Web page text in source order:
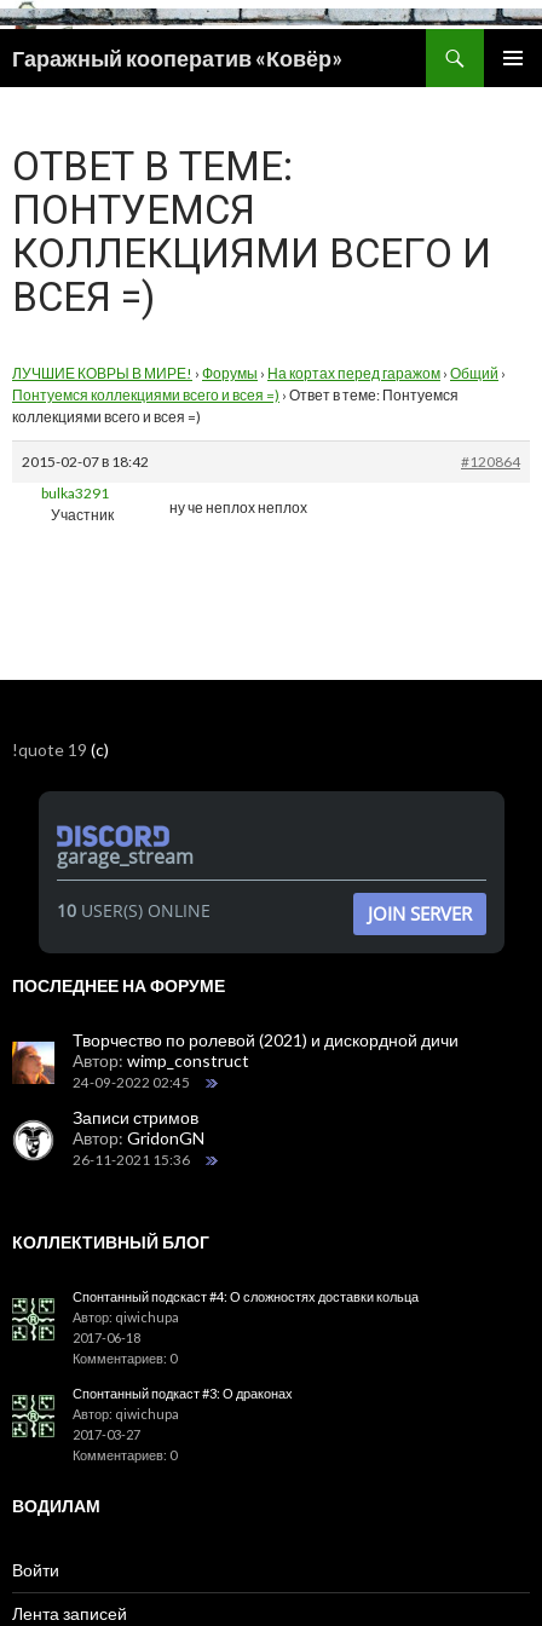
Гаражный кооператив «Ковёр»
ПЕРЕЙТИ
ОТВЕТ В ТЕМЕ:
ПОНТУЕМСЯ
КОЛЛЕКЦИЯМИ ВСЕГО И
ВСЕЯ =)
ЛУЧШИЕ КОВРЫ В МИРЕ! › Форумы › На кортах перед гаражом › Общий ›
Понтуемся коллекциями всего и всея =) › Ответ в теме: Понтуемся
коллекциями всего и всея =)
2015-02-07 в 18:42
#120864
bulka3291
Участник
ну че неплох неплох
!quote 19 (c)
garage_stream
10USER(S) ONLINE JOIN SERVER
ПОСЛЕДНЕЕ НА ФОРУМЕ
Творчество по ролевой (2021) и дискордной дичи
Автор: wimp_construct
24-09-2022 02:45
Записи стримов
Автор: GridonGN
26-11-2021 15:36
КОЛЛЕКТИВНЫЙ БЛОГ
Спонтанный подскаст #4: О сложностях доставки кольца
Автор: qiwichupa
2017-06-18
Комментариев: 0
Спонтанный подкаст #3: О драконах
Автор: qiwichupa
2017-03-27
Комментариев: 0
ВОДИЛАМ
Войти
Лента записей